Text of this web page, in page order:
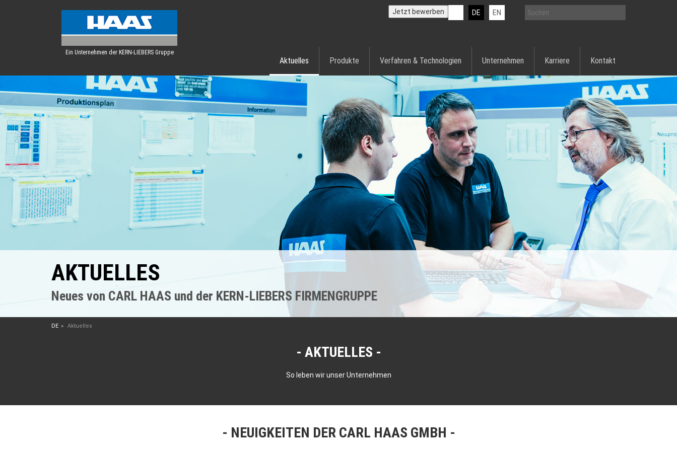
Ein Unternehmen der KERN-LIEBERS Gruppe
DE EN
Jetzt bewerben
Aktuelles Produkte Verfahren & Technologien Unternehmen Karriere Kontakt
AKTUELLES
Neues von CARL HAAS und der KERN-LIEBERS FIRMENGRUPPE
DE Aktuelles
AKTUELLES
So leben wir unser Unternehmen
NEUIGKEITEN DER CARL HAAS GMBH